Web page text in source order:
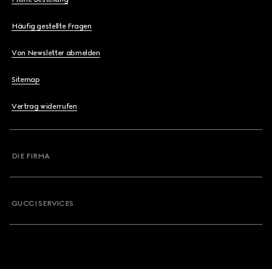
Häufig gestellte Fragen
Von Newsletter abmelden
Sitemap
Vertrag widerrufen
DIE FIRMA
GUCCI SERVICES